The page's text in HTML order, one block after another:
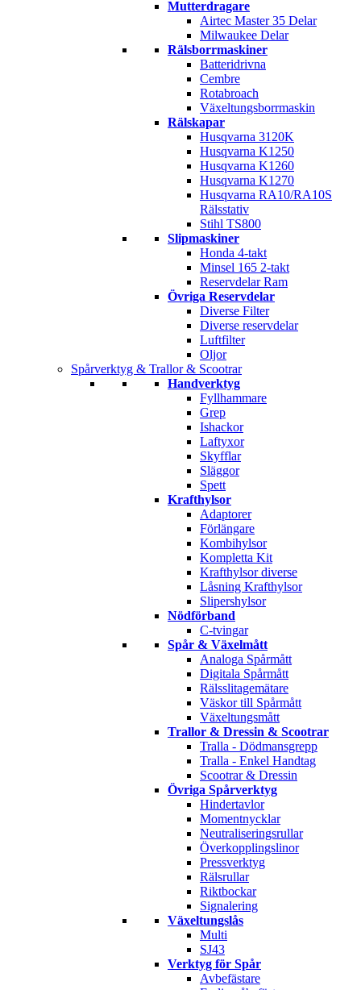
Mutterdragare
Airtec Master 35 Delar
Milwaukee Delar
Rälsborrmaskiner
Batteridrivna
Cembre
Rotabroach
Växeltungsborrmaskin
Rälskapar
Husqvarna 3120K
Husqvarna K1250
Husqvarna K1260
Husqvarna K1270
Husqvarna RA10/RA10S
Rälsstativ
Stihl TS800
Slipmaskiner
Honda 4-takt
Minsel 165 2-takt
Reservdelar Ram
Övriga Reservdelar
Diverse Filter
Diverse reservdelar
Luftfilter
Oljor
Spårverktyg & Trallor & Scootrar
Handverktyg
Fyllhammare
Grep
Ishackor
Laftyxor
Skyfflar
Släggor
Spett
Krafthylsor
Adaptorer
Förlängare
Kombihylsor
Kompletta Kit
Krafthylsor diverse
Låsning Krafthylsor
Slipershylsor
Nödförband
C-tvingar
Spår & Växelmått
Analoga Spårmått
Digitala Spårmått
Rälsslitagemätare
Väskor till Spårmått
Växeltungsmått
Trallor & Dressin & Scootrar
Tralla - Dödmansgrepp
Tralla - Enkel Handtag
Scootrar & Dressin
Övriga Spårverktyg
Hindertavlor
Momentnycklar
Neutraliseringsrullar
Överkopplingslinor
Pressverktyg
Rälsrullar
Riktbockar
Signalering
Växeltungslås
Multi
SJ43
Verktyg för Spår
Avbefästare